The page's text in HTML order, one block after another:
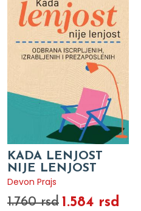
KADA LENJOST
NIJE LENJOST
Devon Prajs
1.760 rsd 1.584 rsd